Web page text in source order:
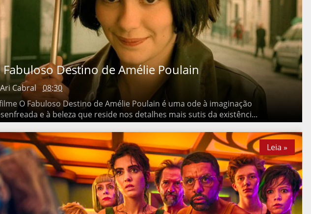
Destino de Amélie Poulain
Ari Cabral 08:30
O Fabuloso Destino de Amélie Poulain é uma ode à imaginação desenfreada e à
que reside nos detalhes mais sutis da existênci...
Leia »
Leia »